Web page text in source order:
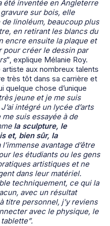
été inventée en Angleterre
sur bois, elle
linoléum, beaucoup plus
en retirant les blancs du
encre ensuite la plaque et
pour créer le dessin par
”, explique Mélanie Roy.
aux nombreux talents
très tôt dans sa carrière et
quelque chose d’unique
jeune et je me suis
intégré un lycée d’arts
suis essayée à de
la sculpture, le
et, bien sûr, la
avantage d’être
les étudiants ou les gens
artistiques et ne
dans leur matériel.
techniquement, ce qui la
avec un résultat
titre personnel, j’y reviens
avec le physique, le